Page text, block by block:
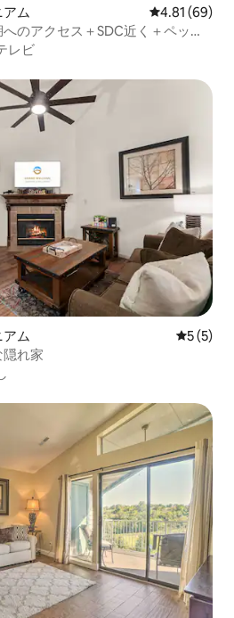
ム レビュー69
4.81 (69)
のアクセス＋SDC近く＋ペット
レビ
ム レビュー
5 (5)
れ家